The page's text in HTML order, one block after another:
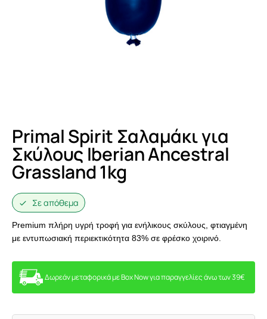
Primal Spirit Σαλαμάκι για
Σκύλους Iberian Ancestral
Grassland 1kg
Σε απόθεμα
Premium πλήρη υγρή τροφή για ενήλικους σκύλους, φτιαγμένη
με εντυπωσιακή περιεκτικότητα 83% σε φρέσκο ​​χοιρινό.
Δωρεάν μεταφορικά με Box Now για παραγγελίες άνω των 39€